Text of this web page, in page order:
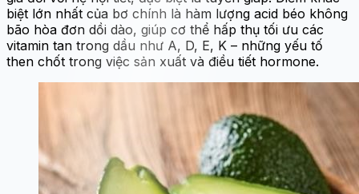
biệt lớn nhất của bơ chính là hàm lượng acid béo không
bão hòa đơn dồi dào, giúp cơ thể hấp thụ tối ưu các
vitamin tan trong dầu như A, D, E, K – những yếu tố
then chốt trong việc sản xuất và điều tiết hormone.